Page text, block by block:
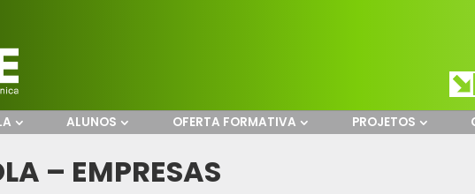
ALUNOS OFERTA FORMATIVA PROJETOS
– EMPRESAS